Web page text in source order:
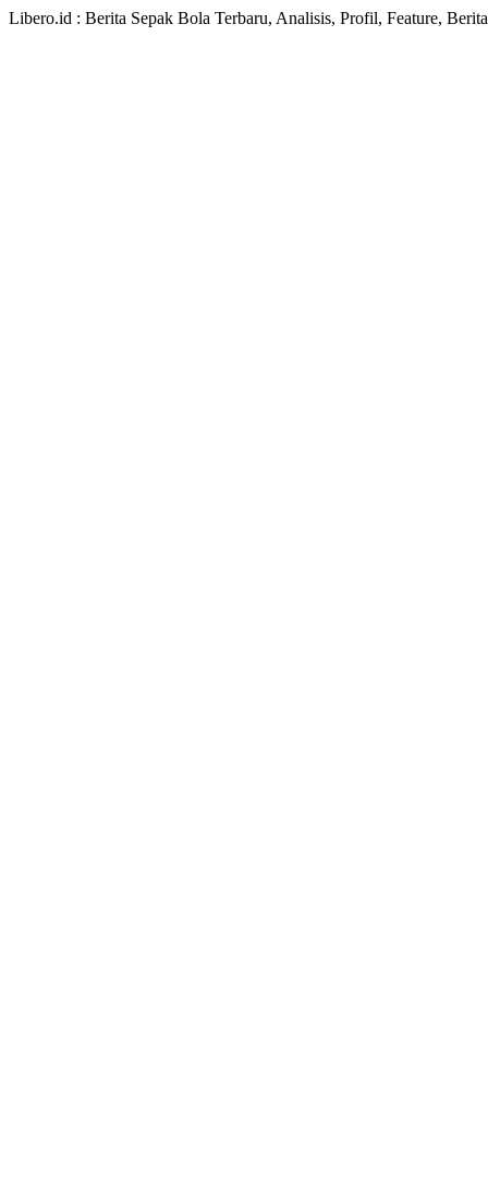
Libero.id : Berita Sepak Bola Terbaru, Analisis, Profil, Feature,